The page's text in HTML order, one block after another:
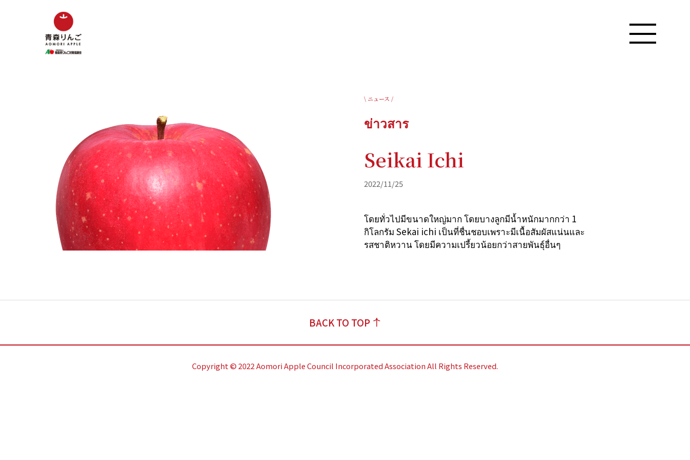
\ ニュース /
ข่าวสาร
Seikai Ichi
2022/11/25
โดยทั่วไปมีขนาดใหญ่มาก โดยบางลูกมีน้ำหนักมากกว่า 1
กิโลกรัม Sekai ichi เป็นที่ชื่นชอบเพราะมีเนื้อสัมผัสแน่นและ
รสชาติหวาน โดยมีความเปรี้ยวน้อยกว่าสายพันธุ์อื่นๆ
BACK TO TOP
Copyright © 2022 Aomori Apple Council Incorporated Association All Rights Reserved.